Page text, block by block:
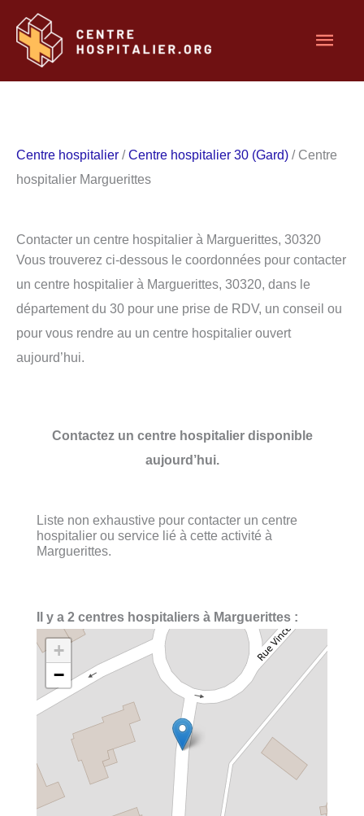
contenu
Centre hospitalier /Centre hospitalier 30 (Gard) / Centre
hospitalier Marguerittes
Contacter un centre hospitalier à Marguerittes, 30320
Vous trouverez ci-dessous le coordonnées pour contacter
un centre hospitalier à Marguerittes, 30320, dans le
département du 30 pour une prise de RDV, un conseil ou
pour vous rendre au un centre hospitalier ouvert
aujourd’hui.
Contactez un centre hospitalier disponible
aujourd’hui.
Liste non exhaustive pour contacter un centre
hospitalier ou service lié à cette activité à
Marguerittes.
Il y a 2 centres hospitaliers à Marguerittes :
+
−